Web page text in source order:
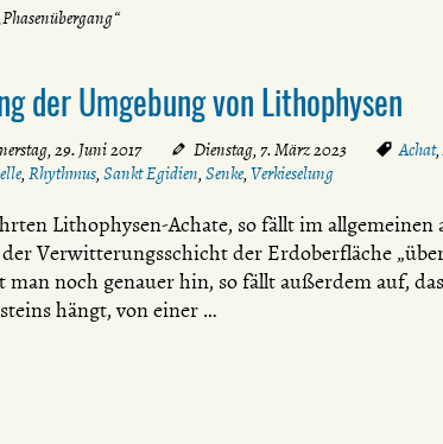
der Umgebung von Lithophysen
29. Juni 2017 Dienstag, 7. März 2023 Achat,
, Rhythmus, Sankt Egidien, Senke, Verkieselung
Lithophysen-Achate, so fällt im allgemeinen
Verwitterungsschicht der Erdoberfläche
man noch genauer hin, so fällt außerdem auf,
hängt, von einer …